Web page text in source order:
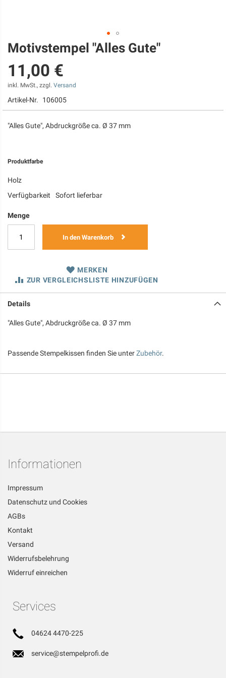
Zum
Anfang
der
Bildgalerie
springen
Motivstempel "Alles Gute"
11,00 €
inkl. MwSt., zzgl. Versand
Artikel-Nr. 106005
"Alles Gute", Abdruckgröße ca. Ø 37 mm
Produktfarbe
Holz
Verfügbarkeit
Sofort lieferbar
Menge
In den Warenkorb
MERKEN
ZUR VERGLEICHSLISTE HINZUFÜGEN
Details
"Alles Gute", Abdruckgröße ca. Ø 37 mm
Passende Stempelkissen finden Sie unterZubehör.
Informationen
Impressum
Datenschutz und Cookies
AGBs
Kontakt
Versand
Widerrufsbelehrung
Widerruf einreichen
Services
04624 4470-225
service@stempelprofi.de